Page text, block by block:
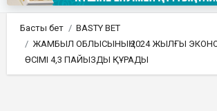
Басты бет
BASTY BET
ЖАМБЫЛ ОБЛЫСЫНЫҢ 2024 ЖЫЛҒЫ
ӨСІМІ 4,3 ПАЙЫЗДЫ ҚҰРАДЫ